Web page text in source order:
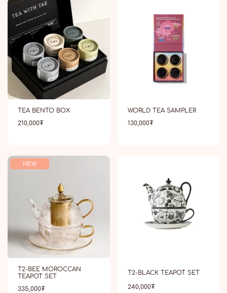
TEA BENTO BOX
210,000₮
WORLD TEA SAMPLER
130,000₮
NEW
T2-BEE MOROCCAN
TEAPOT SET
335,000₮
T2-BLACK TEAPOT SET
240,000₮